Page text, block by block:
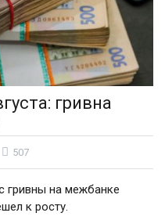
гривна
507
гривны на межбанке
к росту.